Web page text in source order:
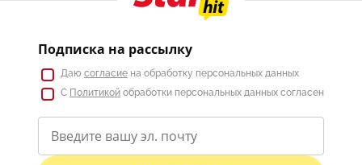
Подписка на рассылку
Даю согласие на обработку персональных данных
С Политикой обработки персональных данных согласен